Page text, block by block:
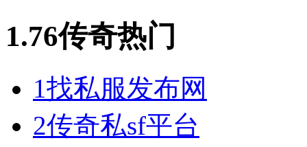
1.76传奇热门
1找私服发布网
2传奇私sf平台